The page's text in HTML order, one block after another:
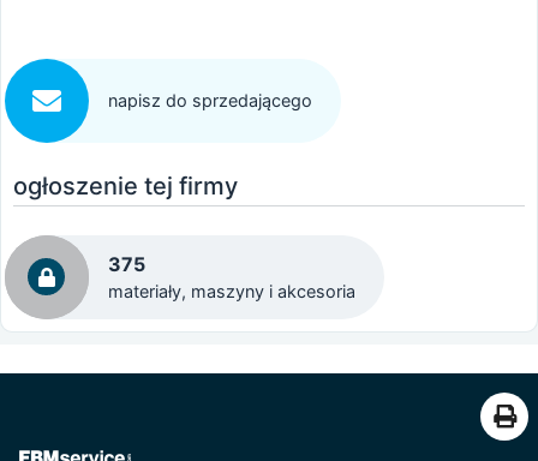
napisz do sprzedającego
ogłoszenie tej firmy
375
materiały, maszyny i akcesoria